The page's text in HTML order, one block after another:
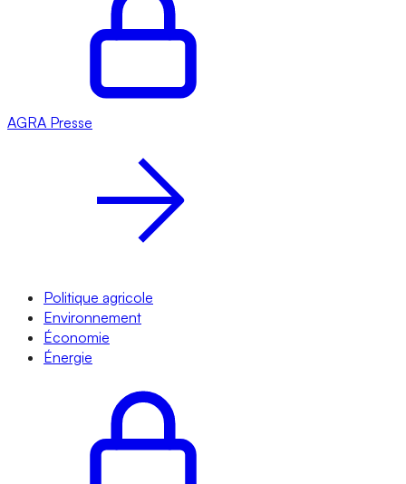
AGRA Presse
Politique agricole
Environnement
Économie
Énergie